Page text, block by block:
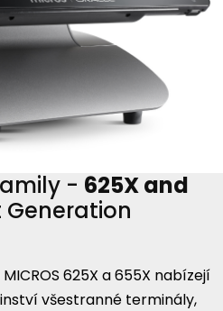
- 625X and
Generation
625X a 655X nabízejí
všestranné terminály,